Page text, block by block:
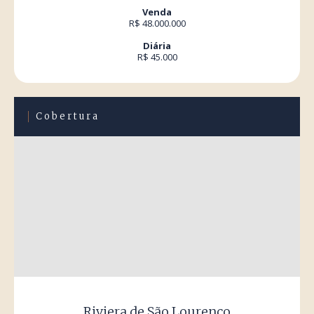
Venda
R$ 48.000.000
Diária
R$ 45.000
Cobertura